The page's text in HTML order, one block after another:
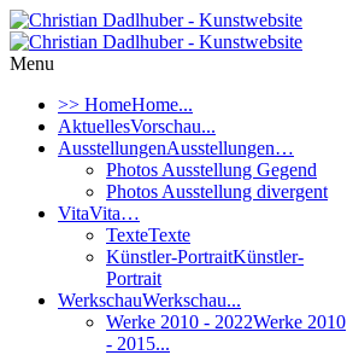
Menu
>> HomeHome...
AktuellesVorschau...
AusstellungenAusstellungen…
Photos Ausstellung Gegend
Photos Ausstellung divergent
VitaVita…
TexteTexte
Künstler-PortraitKünstler-
Portrait
WerkschauWerkschau...
Werke 2010 - 2022Werke 2010
- 2015...